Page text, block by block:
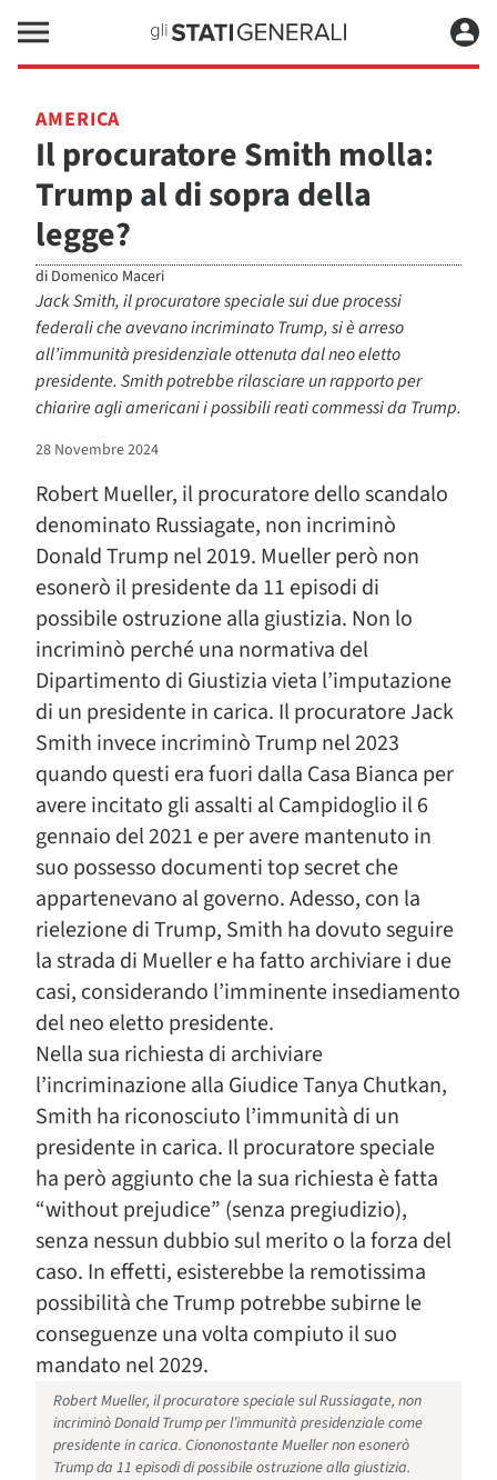
AMERICA
Il procuratore Smith molla:
Trump al di sopra della
legge?
di Domenico Maceri
Jack Smith, il procuratore speciale sui due processi
federali che avevano incriminato Trump, si è arreso
all’immunità presidenziale ottenuta dal neo eletto
presidente. Smith potrebbe rilasciare un rapporto per
chiarire agli americani i possibili reati commessi da Trump.
28 Novembre 2024
Robert Mueller, il procuratore dello scandalo
denominato Russiagate, non incriminò
Donald Trump nel 2019. Mueller però non
esonerò il presidente da 11 episodi di
possibile ostruzione alla giustizia. Non lo
incriminò perché una normativa del
Dipartimento di Giustizia vieta l’imputazione
di un presidente in carica. Il procuratore Jack
Smith invece incriminò Trump nel 2023
quando questi era fuori dalla Casa Bianca per
avere incitato gli assalti al Campidoglio il 6
gennaio del 2021 e per avere mantenuto in
suo possesso documenti top secret che
appartenevano al governo. Adesso, con la
rielezione di Trump, Smith ha dovuto seguire
la strada di Mueller e ha fatto archiviare i due
casi, considerando l’imminente insediamento
del neo eletto presidente.
Nella sua richiesta di archiviare
l’incriminazione alla Giudice Tanya Chutkan,
Smith ha riconosciuto l’immunità di un
presidente in carica. Il procuratore speciale
ha però aggiunto che la sua richiesta è fatta
“without prejudice” (senza pregiudizio),
senza nessun dubbio sul merito o la forza del
caso. In effetti, esisterebbe la remotissima
possibilità che Trump potrebbe subirne le
conseguenze una volta compiuto il suo
mandato nel 2029.
Robert Mueller, il procuratore speciale sul Russiagate, non
incriminò Donald Trump per l’immunità presidenziale come
presidente in carica. Ciononostante Mueller non esonerò
Trump da 11 episodi di possibile ostruzione alla giustizia.